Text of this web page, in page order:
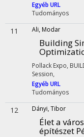
Egyéb URL
Tudományos
11 Ali, Modar
Building
Pollack Expo,
Session,
Egyéb URL
Tudományos
12 Dányi, Tibor
Élet a
építészet